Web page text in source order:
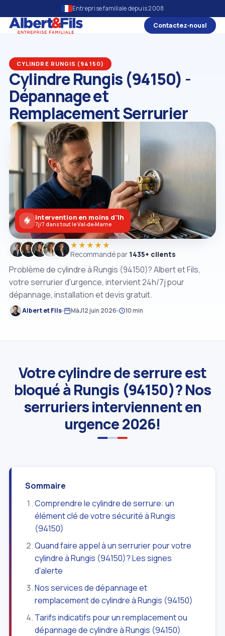
Entreprise familiale depuis 2008
Contactez‑nous!
CYLINDRE RUNGIS (94150)
Cylindre Rungis (94150) -
Dépannage et
Remplacement Serrurier
Problème de cylindre à Rungis (94150)? Albert et Fils,
votre serrurier d'urgence, intervient 24h/7j pour
dépannage, installation et devis gratuit.
Albert et Fils MàJ12 juin 2026 10 min
★★★★★
Recommandé par 1435+ clients
Intervention en moins d'1h
7j/7 dans tout le Val‑de‑Marne
Votre cylindre de serrure est
bloqué à Rungis (94150)? Nos
serruriers interviennent en
urgence 2026!
Sommaire
Comprendre le cylindre de serrure: un
élément clé de votre sécurité à Rungis
(94150)
Quand faire appel à un serrurier pour votre
cylindre à Rungis (94150)? Les signes
d'alerte
Nos services de dépannage et
remplacement de cylindre à Rungis (94150)
Tarifs indicatifs pour un remplacement ou
dépannage de cylindre à Rungis (94150)